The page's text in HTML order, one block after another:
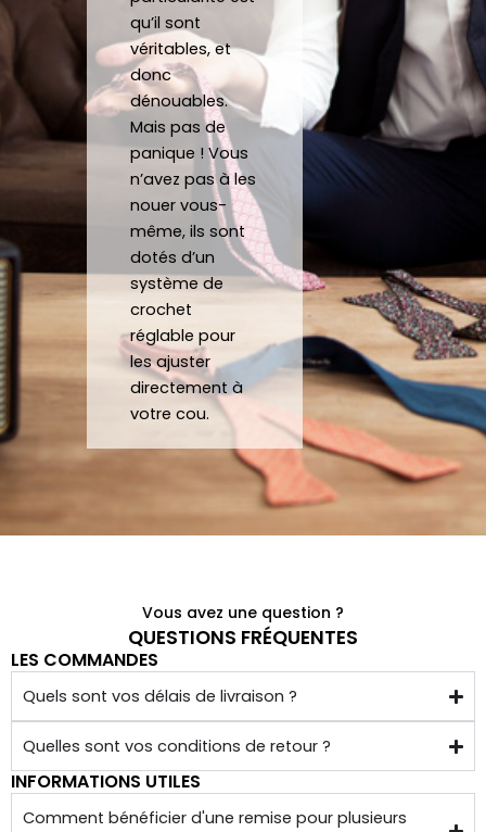
tes.
de
porte
r des
noeu
ds
papill
ons/
acce
es de
qualit
quelq
kilom
ètres
de
chez
soi.
Je
reco
nde
!
Merci
beau
coup
à eux
encor
e!
qu’il sont
véritables, et
donc
dénouables.
Mais pas de
panique ! Vous
n’avez pas à les
nouer vous-
même, ils sont
dotés d’un
système de
crochet
réglable pour
les ajuster
directement à
votre cou.
Vous avez une question ?
QUESTIONS FRÉQUENTES
LES COMMANDES
Quels sont vos délais de livraison ?
Quelles sont vos conditions de retour ?
INFORMATIONS UTILES
Comment bénéficier d'une remise pour plusieurs